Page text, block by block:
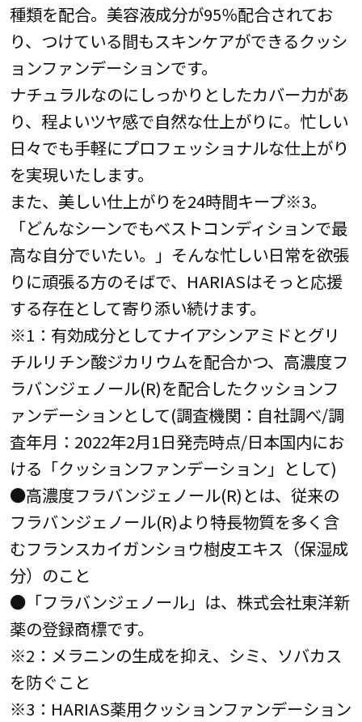
種類を配合。美容液成分が95％配合されてお
り、つけている間もスキンケアができるクッシ
ョンファンデーションです。
ナチュラルなのにしっかりとしたカバー力があ
り、程よいツヤ感で自然な仕上がりに。忙しい
日々でも手軽にプロフェッショナルな仕上がり
を実現いたします。
また、美しい仕上がりを24時間キープ※3。
「どんなシーンでもベストコンディションで最
高な自分でいたい。」そんな忙しい日常を欲張
りに頑張る方のそばで、HARIASはそっと応援
する存在として寄り添い続けます。
※1：有効成分としてナイアシンアミドとグリ
チルリチン酸ジカリウムを配合かつ、高濃度フ
ラバンジェノール(R)を配合したクッションフ
ァンデーションとして(調査機関：自社調べ/調
査年月：2022年2月1日発売時点/日本国内にお
ける「クッションファンデーション」として)
●高濃度フラバンジェノール(R)とは、従来の
フラバンジェノール(R)より特長物質を多く含
むフランスカイガンショウ樹皮エキス（保湿成
分）のこと
●「フラバンジェノール」は、株式会社東洋新
薬の登録商標です。
※2：メラニンの生成を抑え、シミ、ソバカス
を防ぐこと
※3：HARIAS薬用クッションファンデーション